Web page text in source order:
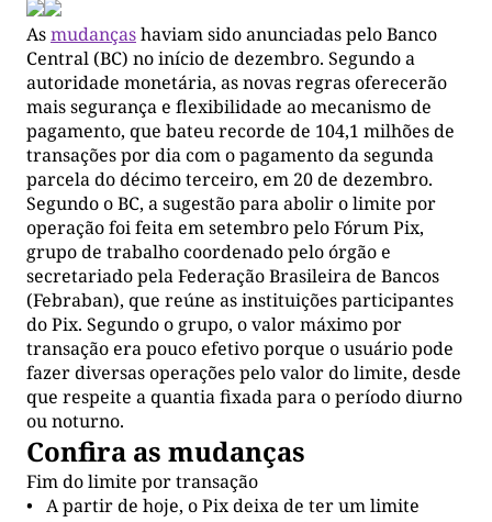
Asmudançashaviam sido anunciadas pelo Banco
Central (BC) no início de dezembro. Segundo a
autoridade monetária, as novas regras oferecerão
mais segurança e flexibilidade ao mecanismo de
pagamento, que bateu recorde de 104,1 milhões de
transações por dia com o pagamento da segunda
parcela do décimo terceiro, em 20 de dezembro.
Segundo o BC, a sugestão para abolir o limite por
operação foi feita em setembro pelo Fórum Pix,
grupo de trabalho coordenado pelo órgão e
secretariado pela Federação Brasileira de Bancos
(Febraban), que reúne as instituições participantes
do Pix. Segundo o grupo, o valor máximo por
transação era pouco efetivo porque o usuário pode
fazer diversas operações pelo valor do limite, desde
que respeite a quantia fixada para o período diurno
ou noturno.
Confira as mudanças
Fim do limite por transação
• A partir de hoje, o Pix deixa de ter um limite